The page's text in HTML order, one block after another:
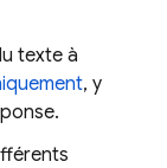
texte à
, y